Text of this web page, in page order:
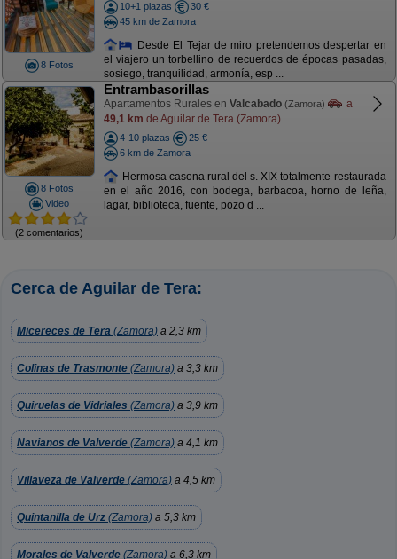
8 Fotos
10+1 plazas
30 €
45 km de Zamora
Desde El Tejar de miro pretendemos despertar en
el viajero un torbellino de recuerdos de épocas pasadas,
sosiego, tranquilidad, armonía, esp ...
8 Fotos
Video
(2 comentarios)
Entrambasorillas
Apartamentos Rurales en Valcabado (Zamora)
a
49,1 km de Aguilar de Tera (Zamora)
4-10 plazas
25 €
6 km de Zamora
Hermosa casona rural del s. XIX totalmente restaurada
en el año 2016, con bodega, barbacoa, horno de leña,
lagar, biblioteca, fuente, pozo d ...
Cerca de Aguilar de Tera:
Micereces de Tera (Zamora) a 2,3 km
Colinas de Trasmonte (Zamora) a 3,3 km
Quiruelas de Vidriales (Zamora) a 3,9 km
Navianos de Valverde (Zamora) a 4,1 km
Villaveza de Valverde (Zamora) a 4,5 km
Quintanilla de Urz (Zamora) a 5,3 km
Morales de Valverde (Zamora) a 6,3 km